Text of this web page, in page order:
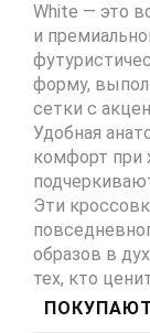
White — это
и
форму,
сетки с
Удобная
комфорт при
Эти
образов в
тех, кто